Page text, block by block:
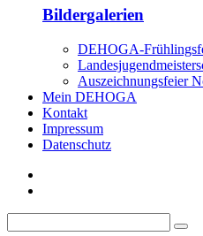
Bildergalerien
DEHOGA-
Auszeichnungsfeier
Mein DEHOGA
Kontakt
Impressum
Datenschutz